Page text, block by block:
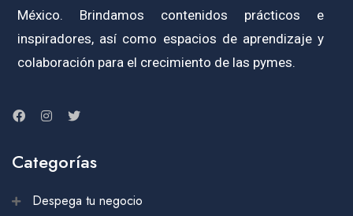
México. Brindamos contenidos prácticos e
inspiradores, así como espacios de aprendizaje y
colaboración para el crecimiento de las pymes.
Categorías
Despega tu negocio